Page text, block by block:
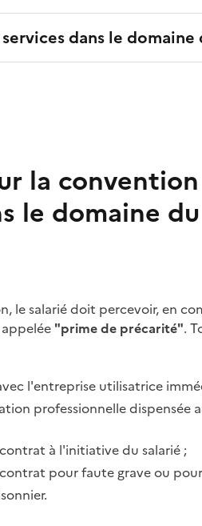
dans le
la
le domaine
le salarié doit percevoir, en
"prime de précarité".
l'entreprise utilisatrice
professionnelle dispensée
à l'initiative du salarié ;
pourfaute graveou pour